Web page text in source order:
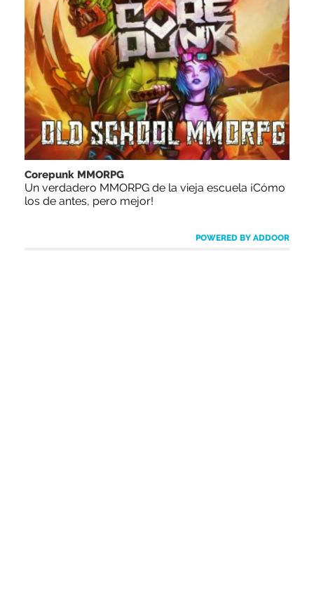
Corepunk MMORPG
Un verdadero MMORPG de la vieja escuela ¡Cómo
los de antes, pero mejor!
POWERED BY ADDOOR